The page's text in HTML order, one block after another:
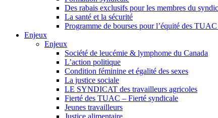
Des rabais exclusifs pour les membres du
La santé et la sécurité
Programme de bourses pour l’équité des TUAC
Enjeux
Enjeux
Société de leucémie & lymphome du Canada
L’action politique
Condition féminine et égalité des sexes
La justice sociale
LE SYNDICAT des travailleurs agricoles
Fierté des TUAC – Fierté syndicale
Jeunes travailleurs